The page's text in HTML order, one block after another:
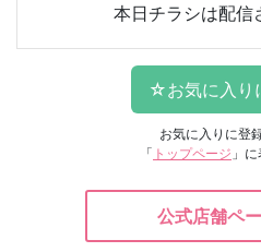
本日チラシは配信
お気に入りに登
「 トップページ 」
公式店舗ペ